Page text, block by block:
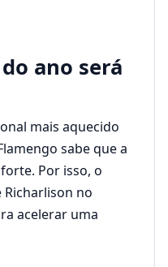
ano será
mais aquecido
sabe que a
Por isso, o
no
acelerar uma